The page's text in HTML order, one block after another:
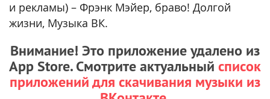
и рекламы) – Фрэнк Мэйер, браво! Долгой
жизни, Музыка ВК.
Внимание! Это приложение удалено из
App Store. Смотрите актуальный список
приложений для скачивания музыки из